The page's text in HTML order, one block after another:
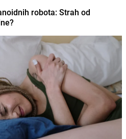
robota: Strah od